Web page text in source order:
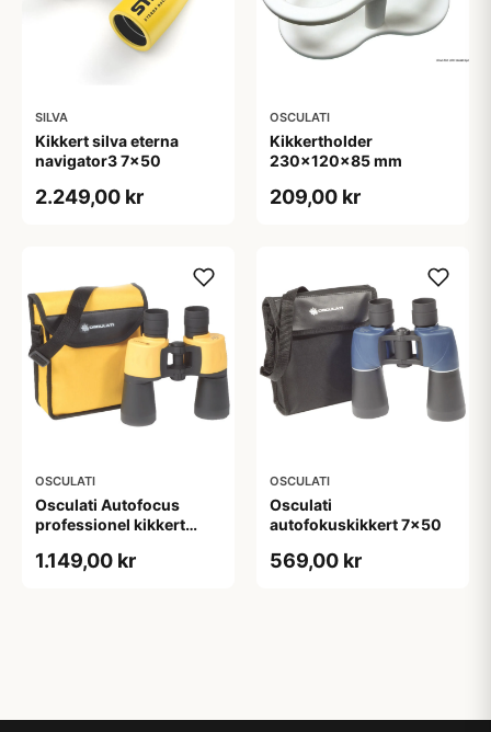
SILVA
Kikkert silva eterna
navigator3 7x50
2.249,00 kr
OSCULATI
Kikkertholder
230x120x85 mm
209,00 kr
OSCULATI
Osculati Autofocus
professionel kikkert
1.149,00 kr
OSCULATI
Osculati
autofokuskikkert 7x50
569,00 kr